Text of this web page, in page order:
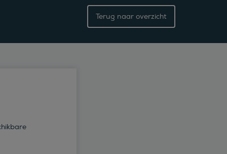
Terug naar overzicht